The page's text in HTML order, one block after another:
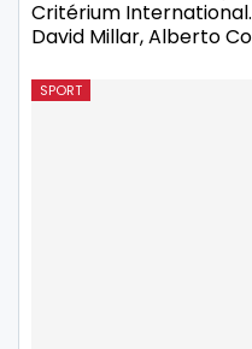
Critérium
David Millar, Alberto
SPORT